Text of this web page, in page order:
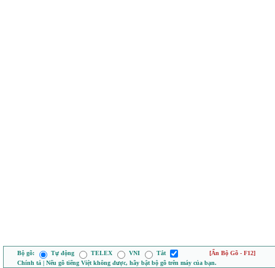
Bộ gõ: Tự động TELEX VNI Tắt
[Ẩn Bộ Gõ - F12]
Chính tả | Nếu gõ tiếng Việt không được, hãy bật bộ gõ trên máy của bạn.